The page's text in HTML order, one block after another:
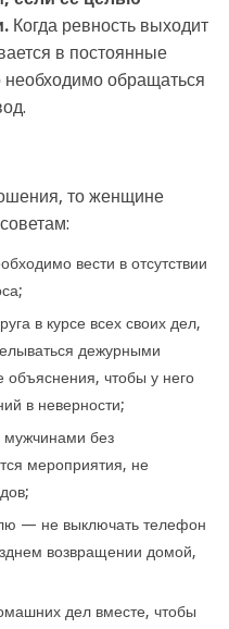
Когда ревность выходит
в постоянные
обращаться
то женщине
вести в отсутствии
в курсе всех своих дел,
дежурными
объяснения, чтобы у него
в неверности;
мужчинами без
мероприятия, не
— не выключать телефон
возвращении домой,
дел вместе, чтобы